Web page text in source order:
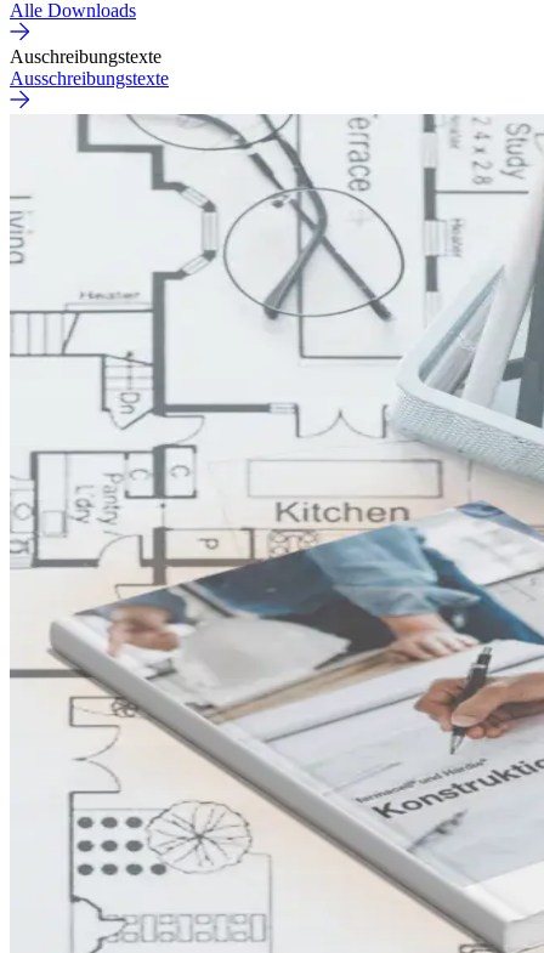
Alle Downloads
Auschreibungstexte
Ausschreibungstexte